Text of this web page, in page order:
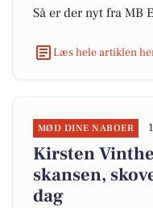
Så er der nyt fra MB
Læs hele artiklen
MØD DINE NABOER
Kirsten
skansen,
dag